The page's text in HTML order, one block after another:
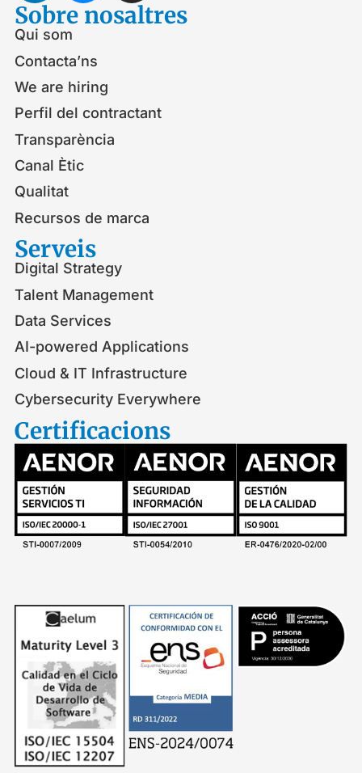
Sobre nosaltres
Qui som
Contacta’ns
We are hiring
Perfil del contractant
Transparència
Canal Ètic
Qualitat
Recursos de marca
Serveis​
Digital Strategy
Talent Management
Data Services
AI-powered Applications
Cloud & IT Infrastructure
Cybersecurity Everywhere
Certificacions